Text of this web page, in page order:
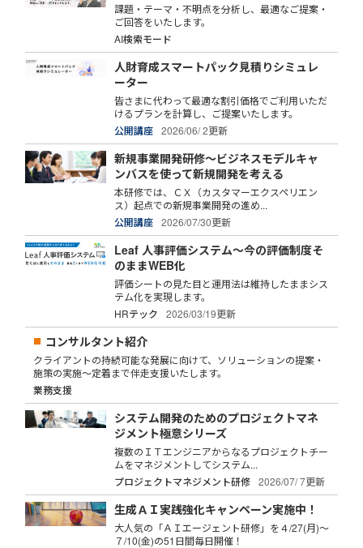
課題・テーマ・不明点を分析し、最適なご提案・
ご回答をいたします。
AI検索モード
人財育成スマートパック見積りシミュレ
ーター
皆さまに代わって最適な割引価格でご利用いただ
けるプランを計算し、ご提案いたします。
公開講座
2026/06/ 2更新
新規事業開発研修～ビジネスモデルキャ
ンバスを使って新規開発を考える
本研修では、ＣＸ（カスタマーエクスペリエン
ス）起点での新規事業開発の進め...
公開講座
2026/07/30更新
Leaf 人事評価システム～今の評価制度そ
のままWEB化
評価シートの見た目と運用法は維持したままシス
テム化を実現します。
HRテック
2026/03/19更新
コンサルタント紹介
クライアントの持続可能な発展に向けて、ソリューションの提案・
施策の実施～定着まで伴走支援いたします。
業務支援
システム開発のためのプロジェクトマネ
ジメント極意シリーズ
複数のＩＴエンジニアからなるプロジェクトチー
ムをマネジメントしてシステム...
プロジェクトマネジメント研修
2026/07/ 7更新
生成ＡＩ実践強化キャンペーン実施中！
大人気の「ＡＩエージェント研修」を４/27(月)～
７/10(金)の51日間毎日開催！